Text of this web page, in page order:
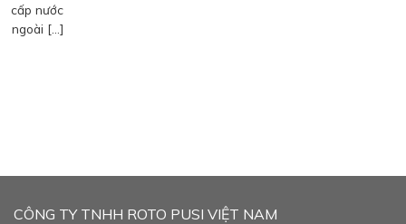
cấp nước
ngoài […]
CÔNG TY TNHH ROTO PUSI VIỆT NAM